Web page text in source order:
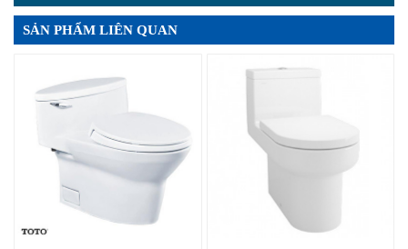
SẢN PHẨM LIÊN QUAN